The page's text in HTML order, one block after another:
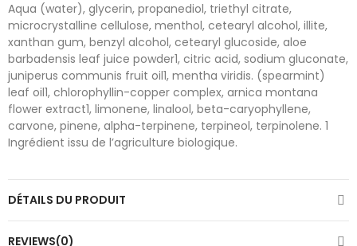
Aqua (water), glycerin, propanediol, triethyl citrate,
microcrystalline cellulose, menthol, cetearyl alcohol, illite,
xanthan gum, benzyl alcohol, cetearyl glucoside, aloe
barbadensis leaf juice powder1, citric acid, sodium gluconate,
juniperus communis fruit oil1, mentha viridis. (spearmint)
leaf oil1, chlorophyllin-copper complex, arnica montana
flower extract1, limonene, linalool, beta-caryophyllene,
carvone, pinene, alpha-terpinene, terpineol, terpinolene. 1
Ingrédient issu de l’agriculture biologique.
DÉTAILS DU PRODUIT
REVIEWS(0)